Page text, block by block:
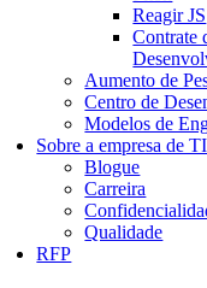
Reagir JS
Contrate
Aumento de
Centro de
Modelos de
Sobre a empresa de
Blogue
Carreira
Qualidade
RFP